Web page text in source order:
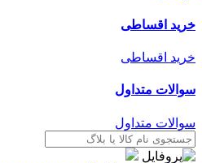
خرید اقساطی
خرید اقساطی
سوالات متداول
سوالات متداول